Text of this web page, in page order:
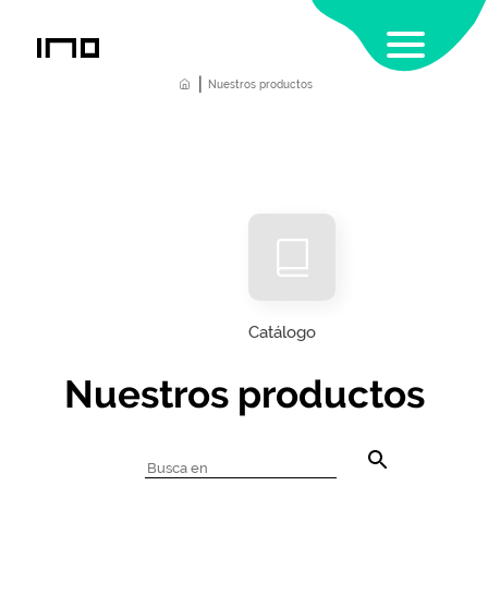
Home Nuestros productos
Botón
Nuestros productos
Catálogo